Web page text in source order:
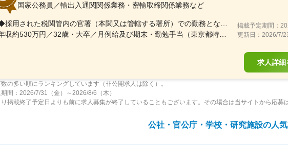
国家公務員／輸出入通関関係業務・密輸取締関係業務など
掲載予定期間：
更新日： 2026/7/
求人詳細
の多い順にランキングしています（非公開求人は除く）。
間：2026/7/31（金）～2026/8/6（木）
掲載終了予定日よりも前に求人募集が終了していることもございます。その場合は当サイトから応募
公社・官公庁・学校・研究施設の人